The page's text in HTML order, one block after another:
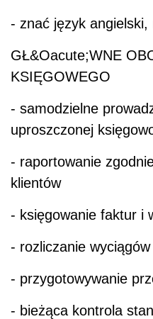
- znać język
GŁ&Oacute;WNE
KSIĘGOWEGO
- samodzielne
uproszczonej
- raportowanie
klientów
- księgowanie faktur i
- rozliczanie
- przygotowywanie
- bieżąca kontrola